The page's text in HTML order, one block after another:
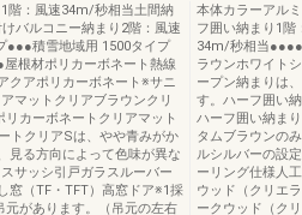
階：風速34m/秒相当土間納
バルコニー納まり2階：風速
●●●積雪地域用 1500タイプ
根材ポリカーボネート熱線
クアポリカーボネート※サニ
マットクリアブラウンクリ
カーボネートクリアマット
トクリアSは、やや青みがか
見る方向によって色味が異な
サッシ引戸ガラスルーバー
窓（TF・TFT）高窓ドア※1採
があります。（吊元の左右
本体カラーアル
フ囲い納まり1
34m/秒相当
ラウンホワイト
ープン納まりは
す。ハーフ囲い
ハーフ囲い納ま
タムブラウンの
ルシルバーの設
ーリング仕様人
ウッド（クリエ
ークウッド（ク